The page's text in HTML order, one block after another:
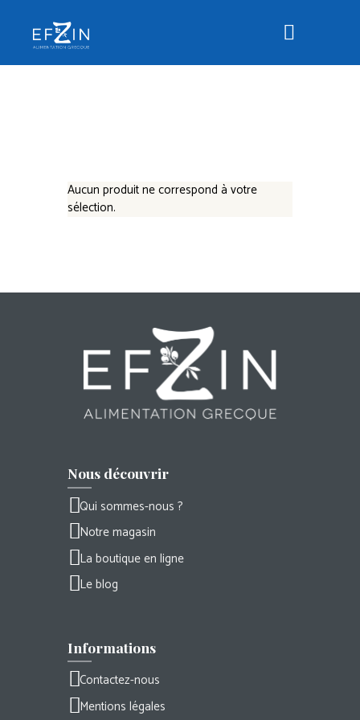
Aucun produit ne correspond à votre
sélection.
Nous découvrir
Qui sommes-nous ?
Notre magasin
La boutique en ligne
Le blog
Informations
Contactez-nous
Mentions légales